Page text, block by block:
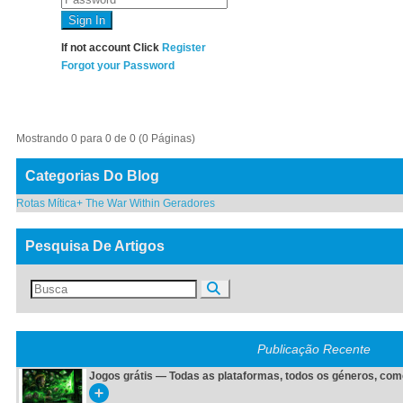
If not account Click Register
Forgot your Password
Mostrando 0 para 0 de 0 (0 Páginas)
Categorias Do Blog
Rotas Mítica+ The War Within Geradores
Pesquisa De Artigos
Publicação Recente
Jogos grátis — Todas as plataformas, todos os géneros,